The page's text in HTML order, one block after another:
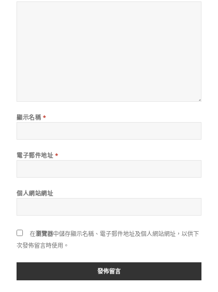
顯示名稱 *
電子郵件地址 *
個人網站網址
在瀏覽器中儲存顯示名稱、電子郵件地址及個人網站網址，以供下
次發佈留言時使用。